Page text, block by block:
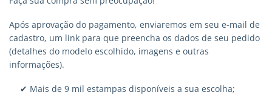
Após aprovação do pagamento, enviaremos em seu e-mail de
cadastro, um link para que preencha os dados de seu pedido
(detalhes do modelo escolhido, imagens e outras
informações).
✔ Mais de 9 mil estampas disponíveis a sua escolha;